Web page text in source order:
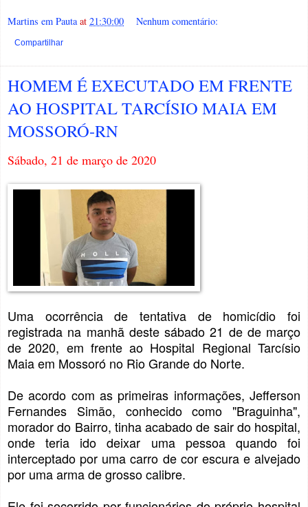
Martins em Pauta at 21:30:00 Nenhum comentário:
Compartilhar
HOMEM É EXECUTADO EM FRENTE
AO HOSPITAL TARCÍSIO MAIA EM
MOSSORÓ-RN
Sábado, 21 de março de 2020
Uma ocorrência de tentativa de homicídio foi
registrada na manhã deste sábado 21 de de março
de 2020, em frente ao Hospital Regional Tarcísio
Maia em Mossoró no Rio Grande do Norte.
De acordo com as primeiras informações, Jefferson
Fernandes Simão, conhecido como "Braguinha",
morador do Bairro, tinha acabado de sair do hospital,
onde teria ido deixar uma pessoa quando foi
interceptado por uma carro de cor escura e alvejado
por uma arma de grosso calibre.